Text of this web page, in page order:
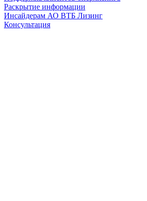
Раскрытие информации
Инсайдерам АО ВТБ Лизинг
Консультация